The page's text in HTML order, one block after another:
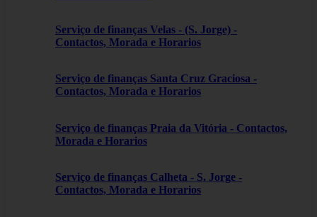
Serviço de finanças Velas - (S. Jorge) -
Contactos, Morada e Horarios
Serviço de finanças Santa Cruz Graciosa -
Contactos, Morada e Horarios
Serviço de finanças Praia da Vitória - Contactos,
Morada e Horarios
Serviço de finanças Calheta - S. Jorge -
Contactos, Morada e Horarios